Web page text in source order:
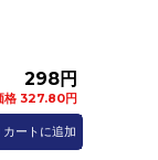
298円
格 327.80円
カートに追加